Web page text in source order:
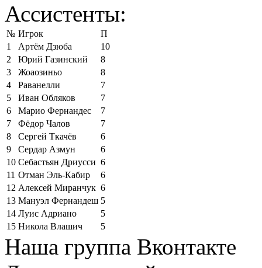
Ассистенты:
№ Игрок
П
1
Артём Дзюба
10
2
Юрий Газинский
8
3
Жоаозиньо
8
4
Раванелли
7
5
Иван Обляков
7
6
Марио Фернандес
7
7
Фёдор Чалов
7
8
Сергей Ткачёв
6
9
Сердар Азмун
6
10 Себастьян Дриусси 6
11 Отман Эль-Кабир
6
12 Алексей Миранчук 6
13 Мануэл Фернандеш 5
14 Луис Адриано
5
15 Никола Влашич 5
Наша группа Вконтакте